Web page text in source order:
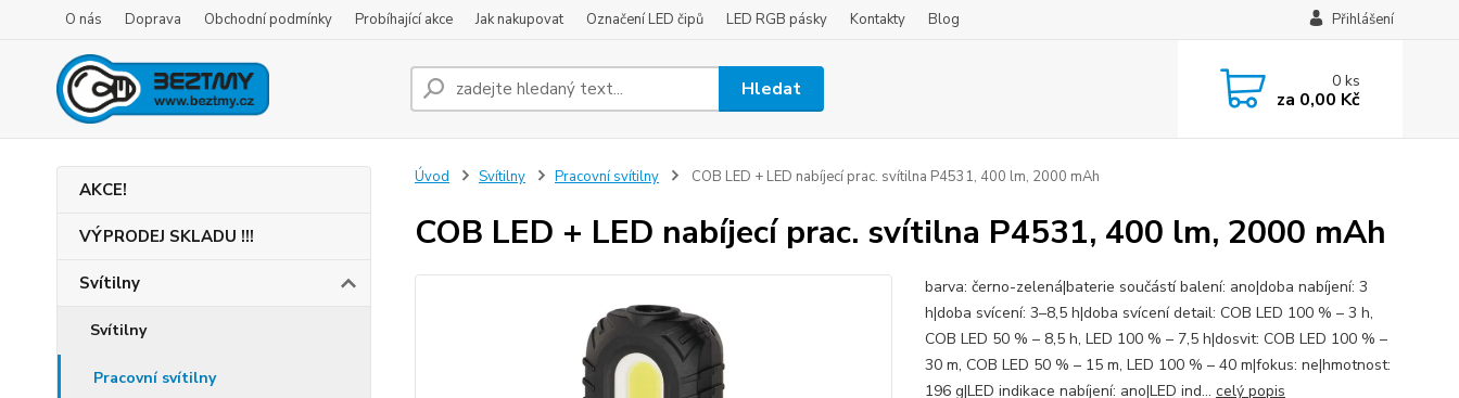
O nás Doprava Obchodní podmínky Probíhající akce Jak nakupovat Označení LED čipů LED RGB pásky Kontakty Blog Přihlášení
Hledat 0ks
za 0,00 Kč
AKCE!
VÝPRODEJ SKLADU !!!
Svítilny
Svítilny
Pracovní svítilny
Úvod Svítilny Pracovní svítilny COB LED + LED nabíjecí prac. svítilna P4531, 400 lm, 2000 mAh
COB LED + LED nabíjecí prac. svítilna P4531, 400 lm, 2000 mAh
barva: černo-zelená|baterie součástí balení: ano|doba nabíjení: 3
h|doba svícení: 3–8,5 h|doba svícení detail: COB LED 100 % – 3 h,
COB LED 50 % – 8,5 h, LED 100 % – 7,5 h|dosvit: COB LED 100 % –
30 m, COB LED 50 % – 15 m, LED 100 % – 40 m|fokus: ne|hmotnost:
196 g|LED indikace nabíjení: ano|LED ind... celý popis